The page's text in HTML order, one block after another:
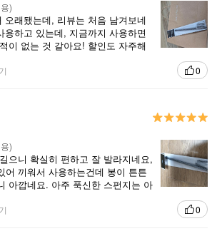
)
오래됐는데, 리뷰는 처음 남겨보네
용하고 있는데, 지금까지 사용하면
이 없는 것 같아요! 할인도 자주해
0
)
워서 사용하는건데 봉이 튼튼
아깝네요. 아주 푹신한 스펀지는 아
0